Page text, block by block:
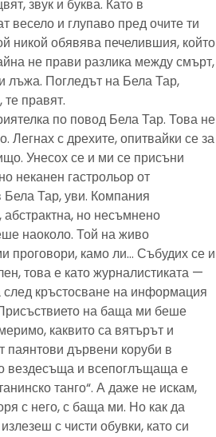
звук и буква. Като в
весело и глупаво пред очите ти
никой обявява печелившия, който
не прави разлика между смърт,
лъжа. Погледът на Бела Тар,
правят.
по повод Бела Тар. Това не
Легнах с дрехите, опитвайки се за
Унесох се и ми се присъни
неканен гастрольор от
Бела Тар, уви. Компания
но несъмнено
наоколо. Той на живо
проговори, камо ли… Събудих се и
това е като журналистиката —
кръстосване на информация
на баща ми беше
каквито са вятърът и
паянтови дървени коруби в
вездесъща и всепоглъщаща е
танго“. А даже не искам,
с него, с баща ми. Но как да
с чисти обувки, като си